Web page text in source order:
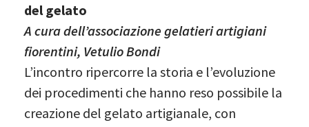
del gelato
A cura dell’associazione gelatieri artigiani
fiorentini, Vetulio Bondi
L’incontro ripercorre la storia e l’evoluzione
dei procedimenti che hanno reso possibile la
creazione del gelato artigianale, con